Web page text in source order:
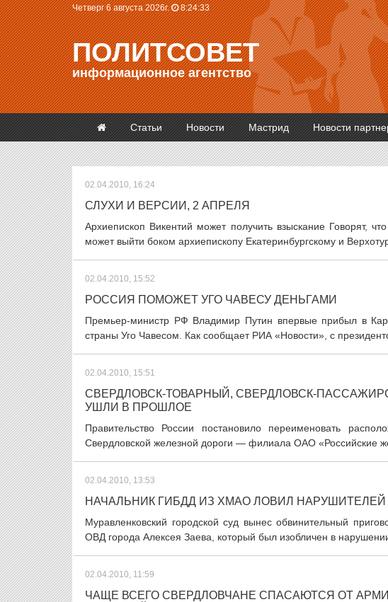
Четверг 6 августа 2026г. 8:24:33
ПОЛИТСОВЕТ
информационное агентство
Статьи Новости Мастрид Новости
02.04.2010, 16:24
СЛУХИ И ВЕРСИИ, 2 АПРЕЛЯ
Архиепископ Викентий может получить взыскание Говорят,
может выйти боком архиепископу Екатеринбургскому и
02.04.2010, 15:52
РОССИЯ ПОМОЖЕТ УГО ЧАВЕСУ ДЕНЬГАМИ
Премьер-министр РФ Владимир Путин впервые прибыл в
страны Уго Чавесом. Как сообщает РИА «Новости», с
02.04.2010, 15:51
СВЕРДЛОВСК-ТОВАРНЫЙ, СВЕРДЛОВСК-
УШЛИ В ПРОШЛОЕ
Правительство России постановило переименовать
Свердловской железной дороги — филиала ОАО «Российские
02.04.2010, 13:53
НАЧАЛЬНИК ГИБДД ИЗ ХМАО ЛОВИЛ
Муравленковский городской суд вынес обвинительный
ОВД города Алексея Заева, который был изобличен в
02.04.2010, 11:59
ЧАЩЕ ВСЕГО СВЕРДЛОВЧАНЕ СПАСАЮТСЯ ОТ